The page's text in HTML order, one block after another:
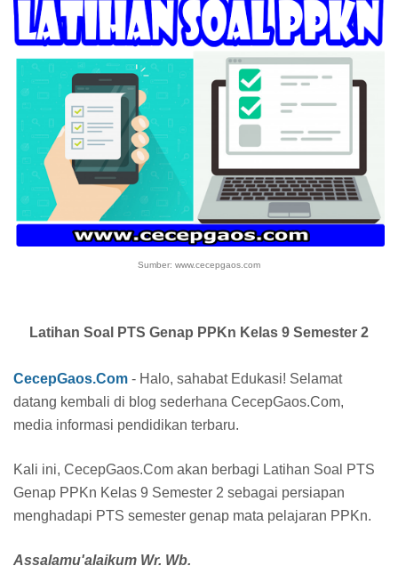
Sumber: www.cecepgaos.com
Latihan Soal PTS Genap PPKn Kelas 9 Semester 2
CecepGaos.Com - Halo, sahabat Edukasi! Selamat
datang kembali di blog sederhana CecepGaos.Com,
media informasi pendidikan terbaru.
Kali ini, CecepGaos.Com akan berbagi Latihan Soal PTS
Genap PPKn Kelas 9 Semester 2 sebagai persiapan
menghadapi PTS semester genap mata pelajaran PPKn.
Assalamu'alaikum Wr. Wb.